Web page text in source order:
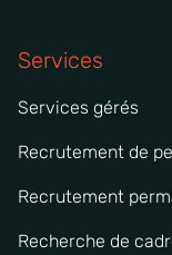
Services
Services gérés
Recrutement de
Recrutement
Recherche de